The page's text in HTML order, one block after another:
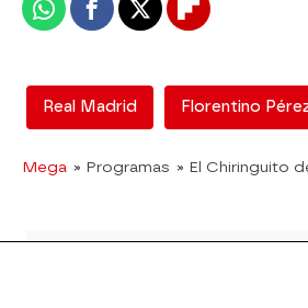
WhatsappFacebook
X Flipboard
Real Madrid Florentino
Mega » Programas » El Chiringuito